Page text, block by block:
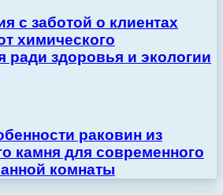
с заботой о клиентах
химического
ради здоровья и экологии
раковин из
камня для современного
комнаты